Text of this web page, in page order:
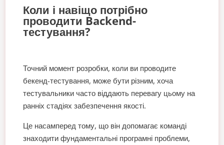
Коли і навіщо потрібно
проводити Backend-
тестування?
Точний момент розробки, коли ви проводите
бекенд-тестування, може бути різним, хоча
тестувальники часто віддають перевагу цьому на
ранніх стадіях забезпечення якості.
Це насамперед тому, що він допомагає команді
знаходити фундаментальні програмні проблеми,